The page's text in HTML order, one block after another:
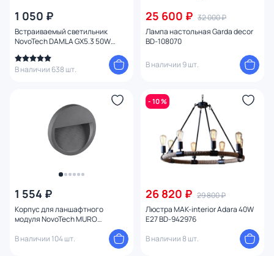
1 050 ₽
Встраиваемый светильник
NovoTech DAMLA GX5.3 50W
В наличии 638 шт.
25 600 ₽ 32 000 ₽
Лампа настольная Garda decor
BD-108070
В наличии 9 шт.
1 554 ₽
Корпус для ланшафтного
модуля NovoTech MURO
светильника арт. 358189 358192
STREET
В наличии 104 шт.
- 10 %
26 820 ₽ 29 800 ₽
Люстра MAK-interior Adara 40W
E27 BD-942976
В наличии 8 шт.